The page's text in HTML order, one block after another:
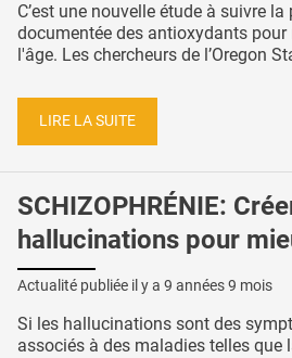
C’est une nouvelle étude à suivre
documentée des antioxydants pour
l'âge. Les chercheurs de l’Oregon
LIRE LA SUITE
SCHIZOPHRÉNIE:
hallucinations pour
Actualité publiée il y a 9 années 9 mois
Si les hallucinations sont des
associés à des maladies telles que